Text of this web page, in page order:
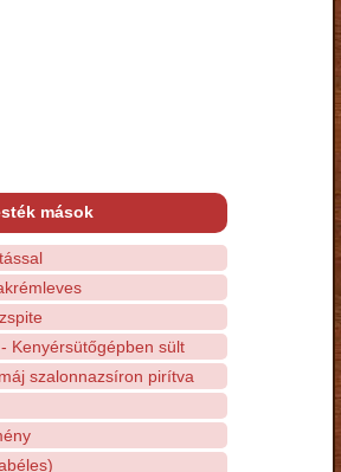
mások
Kenyérsütőgépben sült
szalonnazsíron pirítva